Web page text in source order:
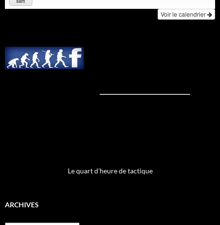
Voir le calendrier
Le quart d'heure de tactique
ARCHIVES